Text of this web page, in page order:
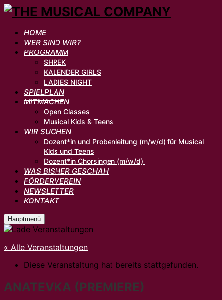
HOME
WER SIND WIR?
PROGRAMM
SHREK
KALENDER GIRLS
LADIES NIGHT
SPIELPLAN
MITMACHEN
Open Classes
Musical Kids & Teens
WIR SUCHEN
Dozent*in und Probenleitung (m/w/d) für Musical
Kids und Teens
Dozent*in Chorsingen (m/w/d)
WAS BISHER GESCHAH
FÖRDERVEREIN
NEWSLETTER
KONTAKT
Hauptmenü
« Alle Veranstaltungen
Diese Veranstaltung hat bereits stattgefunden.
ANATEVKA (PREMIERE)